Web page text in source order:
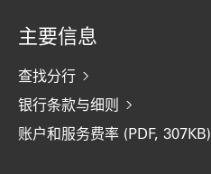
主要信息
查找分行
银行条款与细则
账户和服务费率 (PDF, 307KB)